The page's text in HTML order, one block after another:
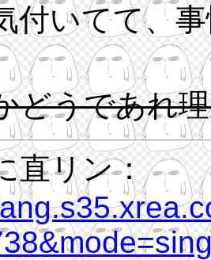
付いてて、
どうであれ
直リン：